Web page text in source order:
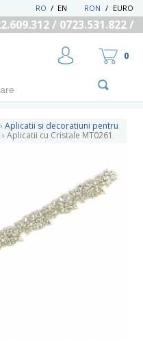
RON / EURO
EN
/
RO
/ 0723.531.822 /
RECUPEREAZA PAROLA
0
› Aplicatii si decoratiuni pentru
› Aplicatii cu Cristale MT0261